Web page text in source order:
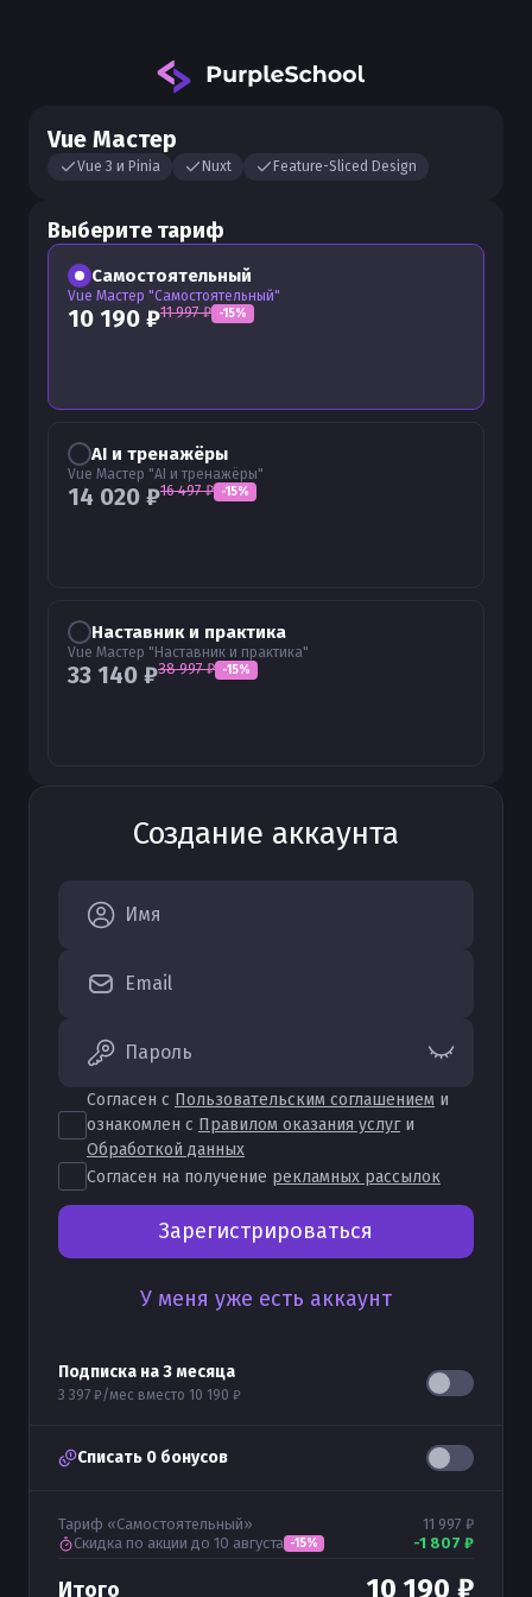
Vue Мастер
Vue 3 и Pinia Nuxt Feature-Sliced Design
Выберите тариф
Самостоятельный
Vue Мастер "Самостоятельный"
10 190 ₽11 997₽ -15%
AI и тренажёры
Vue Мастер "AI и тренажёры"
14 020 ₽16 497₽ -15%
Наставник и практика
Vue Мастер "Наставник и практика"
33 140 ₽38 997₽ -15%
Создание аккаунта
Имя
Email
Пароль
Согласен с Пользовательским соглашением и
ознакомлен с Правилом оказания услуг и
Обработкой данных
Согласен на получение рекламных рассылок
Зарегистрироваться
У меня уже есть аккаунт
Подписка на3месяца
3 397 ₽/мес вместо 10 190 ₽
Списать 0 бонусов
Тариф «Самостоятельный»
11 997 ₽
Скидка по акции до 10 августа -15% -1 807 ₽
Итого 10 190 ₽